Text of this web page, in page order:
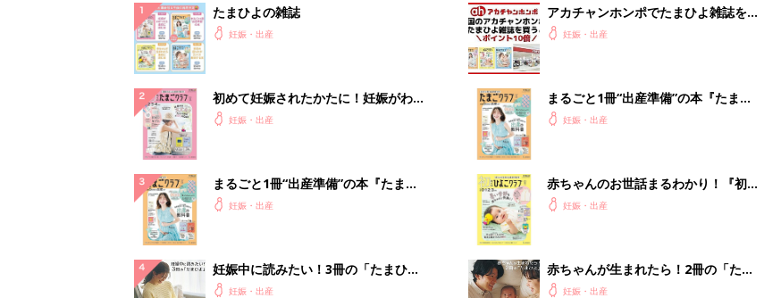
たまひよの雑誌
妊娠・出産
初めて妊娠されたかたに！妊娠がわか
ったら最初に読む本『初めてのたまご
妊娠・出産
まるごと1冊“出産準備”の本『たまご
クラブ 夏号』〈スペシャル大特集〉
妊娠・出産
妊娠中に読みたい！3冊の「たまひ
よ」妊娠・出産
アカチャンホンポでたまひよ雑誌を買
うとポイント10倍【期間限定】
妊娠・出産
まるごと1冊“出産準備”の本『たまご
クラブ 夏号』〈スペシャル大特集〉
妊娠・出産
赤ちゃんのお世話まるわかり！『初め
てのひよこクラブ 夏号』〈巻頭大特
妊娠・出産
赤ちゃんが生まれたら！2冊の「たま
ひよ」
妊娠・出産